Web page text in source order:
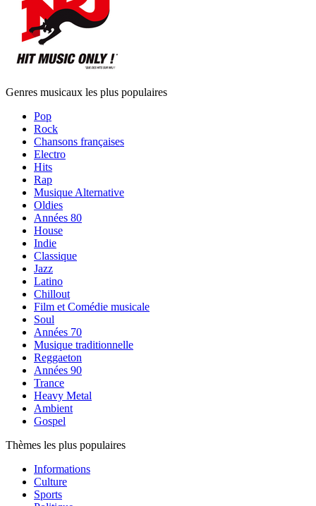
Genres musicaux les plus populaires
Pop
Rock
Chansons françaises
Electro
Hits
Rap
Musique Alternative
Oldies
Années 80
House
Indie
Classique
Jazz
Latino
Chillout
Film et Comédie musicale
Soul
Années 70
Musique traditionnelle
Reggaeton
Années 90
Trance
Heavy Metal
Ambient
Gospel
Thèmes les plus populaires
Informations
Culture
Sports